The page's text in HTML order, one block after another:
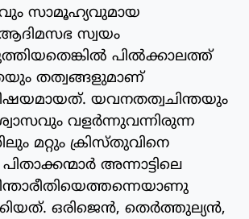
സാമൂഹ്യവുമായ
സ്വയം
പില്‍ക്കാലത്ത്
തത്വങ്ങളുമാണ്
യവനതത്വചിന്തയും
വളര്‍ന്നുവന്നിരുന്ന
മറ്റും ക്രിസ്തുവിനെ
അന്നാട്ടിലെ
ഒരിജെന്‍, തെര്‍ത്തുല്യന്‍,